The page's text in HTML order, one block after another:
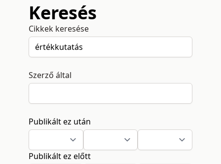
Keresés
Cikkek keresése
Szerző által
Publikált ez után
Publikált ez előtt